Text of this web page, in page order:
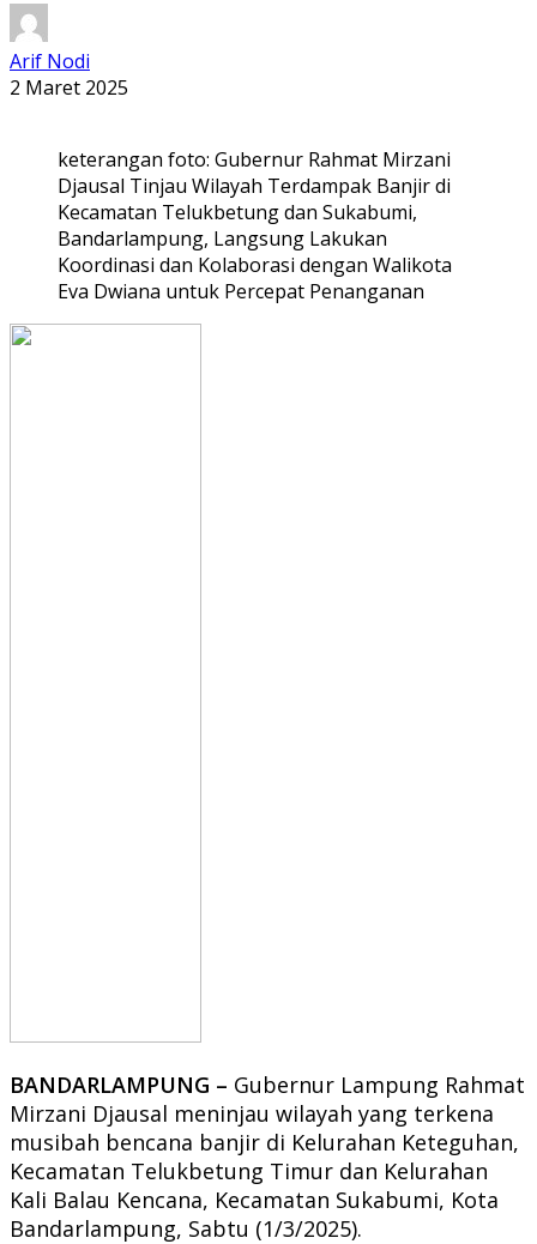
Arif Nodi
2 Maret 2025
keterangan foto: Gubernur Rahmat Mirzani
Djausal Tinjau Wilayah Terdampak Banjir di
Kecamatan Telukbetung dan Sukabumi,
Bandarlampung, Langsung Lakukan
Koordinasi dan Kolaborasi dengan Walikota
Eva Dwiana untuk Percepat Penanganan
BANDARLAMPUNG – Gubernur Lampung Rahmat
Mirzani Djausal meninjau wilayah yang terkena
musibah bencana banjir di Kelurahan Keteguhan,
Kecamatan Telukbetung Timur dan Kelurahan
Kali Balau Kencana, Kecamatan Sukabumi, Kota
Bandarlampung, Sabtu (1/3/2025).